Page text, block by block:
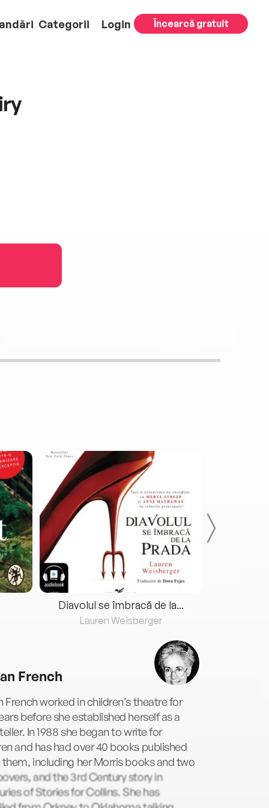
Categorii Login Încearcă gratuit
Diavolul se îmbracă de la...
Lauren Weisberger
French
French worked in children’s theatre for
before she established herself as a
In 1988 she began to write for
and has had over 40 books published
them, including her Morris books and two
and the 3rd Century story in
of Stories for Collins. She has